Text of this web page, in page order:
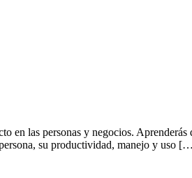
en las personas y negocios.
su productividad, manejo y uso